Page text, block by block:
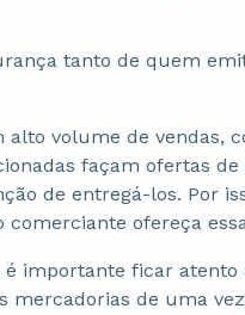
tanto de quem
volume de vendas,
façam ofertas
de entregá-los. Por
ofereça
importante ficar atento
mercadorias de uma